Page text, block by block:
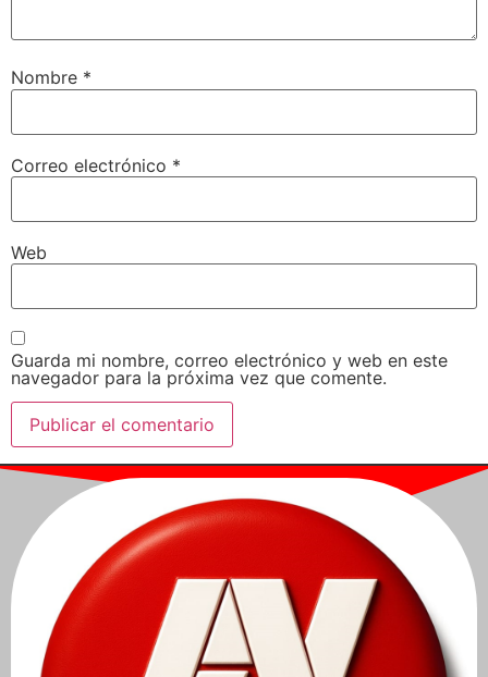
Nombre *
Correo electrónico *
Web
Guarda mi nombre, correo electrónico y web en este
navegador para la próxima vez que comente.